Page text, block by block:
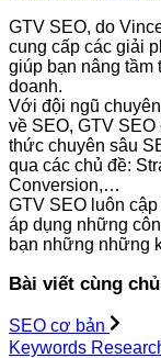
GTV SEO, do
cung cấp các giải
giúp bạn nâng
doanh.
Với đội ngũ
về SEO, GTV
thức chuyên sâu
qua các chủ đề:
Conversion,…
GTV SEO luôn
áp dụng những
bạn những những
Bài viết cùng
SEO cơ bản
Keywords